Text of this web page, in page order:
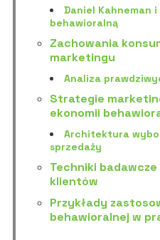
Daniel Kahneman
behawioralną
Zachowania
marketingu
Analiza
Strategie
ekonomii
Architektura
sprzedaży
Techniki
klientów
Przykłady
behawioralnej w